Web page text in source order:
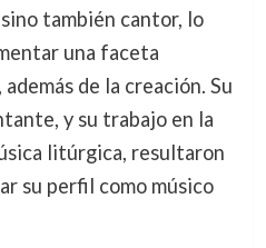
también cantor, lo
una faceta
de la creación. Su
y su trabajo en la
litúrgica, resultaron
su perfil como músico